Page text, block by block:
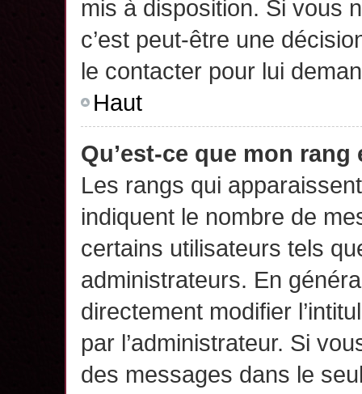
mis à disposition. Si vous
c’est peut-être une
le contacter pour lui
Haut
Qu’est-ce que mon
Les rangs qui
indiquent le nombre de
certains utilisateurs tels
administrateurs. En
directement modifier
par l’administrateur. Si
des messages dans le